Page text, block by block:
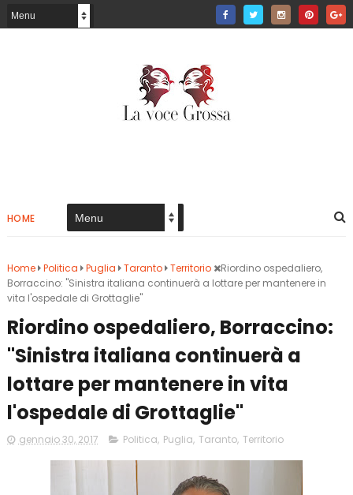
HOME
Home Politica Puglia Taranto Territorio
Riordino ospedaliero,
Borraccino: "Sinistra italiana continuerà a lottare per mantenere in
vita l'ospedale di Grottaglie"
Riordino ospedaliero, Borraccino:
"Sinistra italiana continuerà a
lottare per mantenere in vita
l'ospedale di Grottaglie"
gennaio 30, 2017 Politica, Puglia, Taranto, Territorio